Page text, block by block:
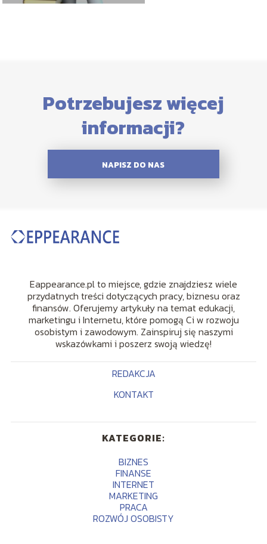
Potrzebujesz więcej
informacji?
NAPISZ DO NAS
Eappearance.pl to miejsce, gdzie znajdziesz wiele
przydatnych treści dotyczących pracy, biznesu oraz
finansów. Oferujemy artykuły na temat edukacji,
marketingu i Internetu, które pomogą Ci w rozwoju
osobistym i zawodowym. Zainspiruj się naszymi
wskazówkami i poszerz swoją wiedzę!
REDAKCJA
KONTAKT
KATEGORIE:
BIZNES
FINANSE
INTERNET
MARKETING
PRACA
ROZWÓJ OSOBISTY